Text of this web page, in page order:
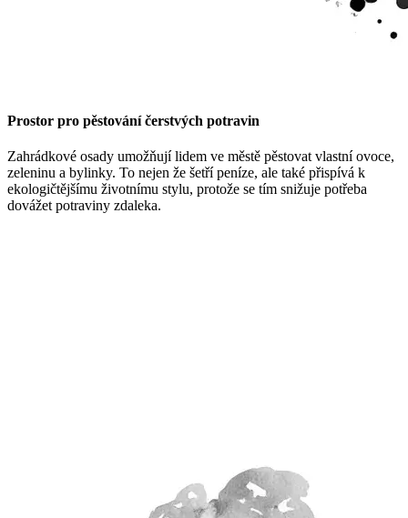
Prostor pro pěstování čerstvých potravin
Zahrádkové osady umožňují lidem ve městě pěstovat vlastní ovoce,
zeleninu a bylinky. To nejen že šetří peníze, ale také přispívá k
ekologičtějšímu životnímu stylu, protože se tím snižuje potřeba
dovážet potraviny zdaleka.